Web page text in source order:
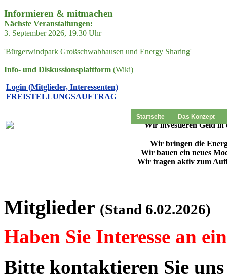
Informieren & mitmachen
Nächste Veranstaltungen:
3. September 2026, 19.30 Uhr
'Bürgerwindpark Großschwabhausen und Energy Sharing'
Info- und Diskussionsplattform (Wiki)
Login (Mitglieder, Interessenten)
FREISTELLUNGSAUFTRAG
Startseite Das Konzept
"Wir investieren Geld in
Wir bringen die
Wir bauen ein neues
Wir tragen aktiv zum
Mitglieder (Stand 6.02.2026)
Haben Sie Interesse an
Bitte kontaktieren Sie